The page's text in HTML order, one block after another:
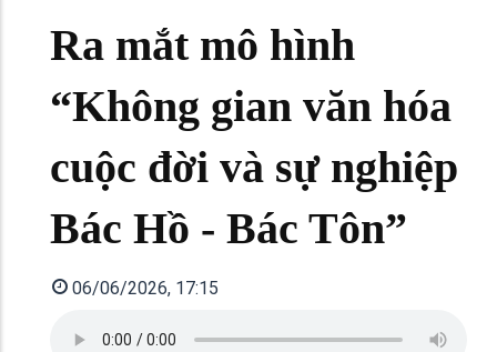
Ra mắt mô hình
“Không gian văn hóa
cuộc đời và sự nghiệp
Bác Hồ - Bác Tôn”
06/06/2026, 17:15